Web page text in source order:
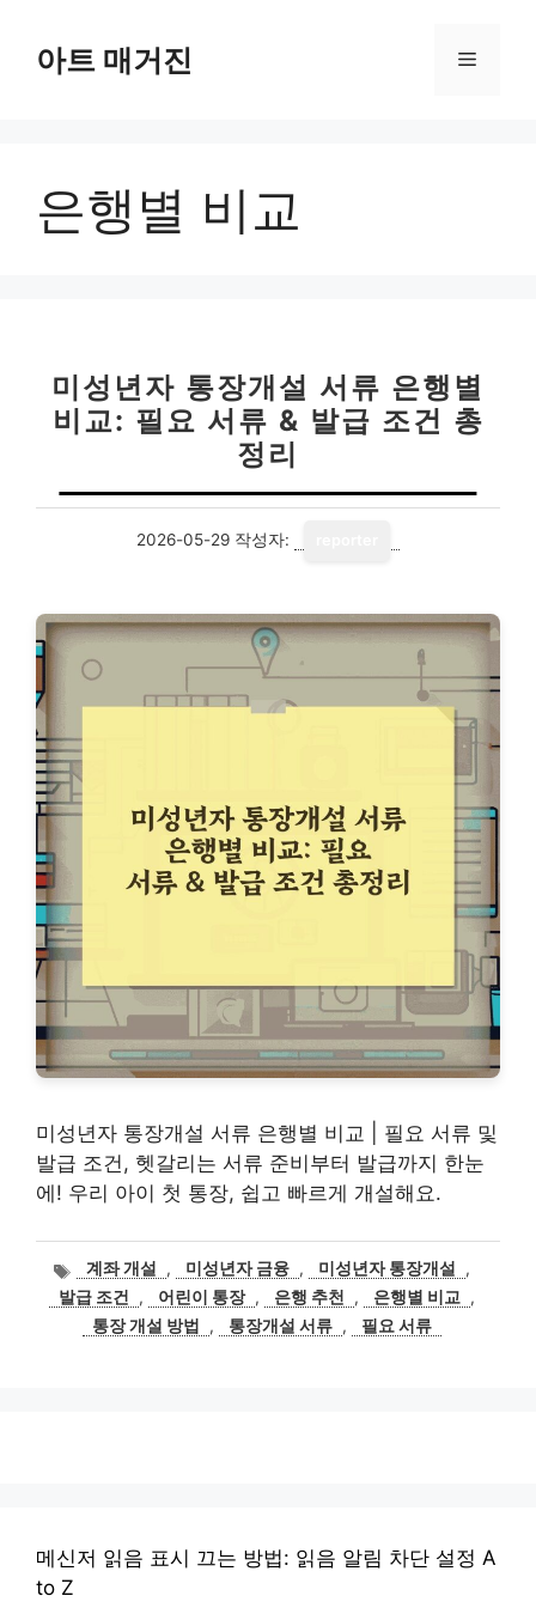
아트 매거진 메
은행별 비교
미성년자 통장개설 서류 은행별
비교: 필요 서류 & 발급 조건 총
정리
2026-05-29 작성자:
미성년자 통장개설 서류 은행별 비교 | 필요 서류 및
발급 조건, 헷갈리는 서류 준비부터 발급까지 한눈
에! 우리 아이 첫 통장, 쉽고 빠르게 개설해요.
태
그
계좌 개설 , 미성년자 금융 , 미성년자 통장개설
,
발급 조건
, 어린이 통장 , 은행 추천 , 은행별 비교
,
통장 개설 방법
, 통장개설 서류 , 필요 서류
메신저 읽음 표시 끄는 방법: 읽음 알림 차단 설정 A
to Z